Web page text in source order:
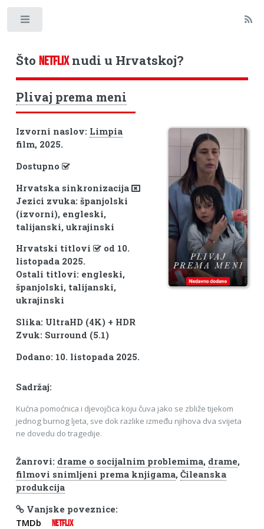
Što NETFLIXnudi u Hrvatskoj?
Plivaj prema meni
Izvorni naslov: Limpia
film, 2025.
Dostupno
Hrvatska sinkronizacija
Jezici zvuka: španjolski
(izvorni), engleski,
talijanski, ukrajinski
Hrvatski titlovi
od 10.
listopada 2025.
Ostali titlovi: engleski,
španjolski, talijanski,
ukrajinski
Slika: UltraHD (4K) + HDR
Zvuk: Surround (5.1)
Dodano: 10. listopada 2025.
Sadržaj:
Kućna pomoćnica i djevojčica koju čuva jako se zbliže tijekom
jednog burnog ljeta, sve dok razlike između njihova dva svijeta
ne dovedu do tragedije.
Žanrovi: drame o socijalnim problemima, drame,
filmovi snimljeni prema knjigama, Čileanska
produkcija
Vanjske poveznice:
TMDb NETFLIX